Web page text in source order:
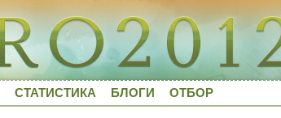
СТАТИСТИКА БЛОГИ ОТБОР